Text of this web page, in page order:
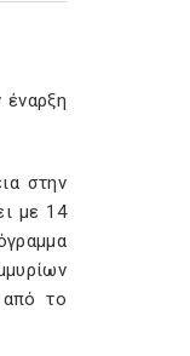
στην
με 14
από το